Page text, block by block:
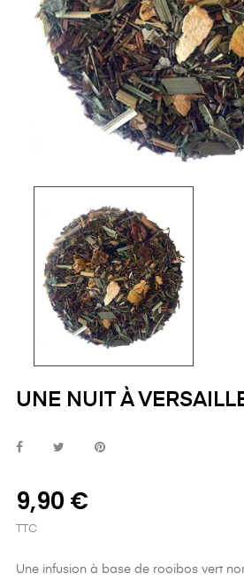
UNE NUIT À
9,90 €
TTC
Une infusion à base de rooibos vert